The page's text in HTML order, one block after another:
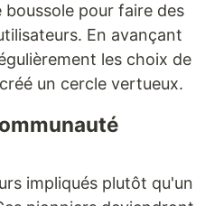
pour faire des
En avançant
les choix de
un cercle vertueux.
impliqués plutôt qu'un